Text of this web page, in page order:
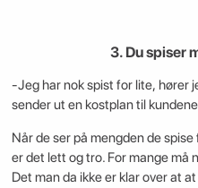
3. Du spiser
-Jeg har nok spist for lite, hører
sender ut en kostplan til
Når de ser på mengden de
er det lett og tro. For mange må
Det man da ikke er klar over at